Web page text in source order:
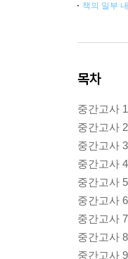
책의 일부
목차
중간고사
중간고사
중간고사
중간고사
중간고사
중간고사
중간고사
중간고사
중간고사